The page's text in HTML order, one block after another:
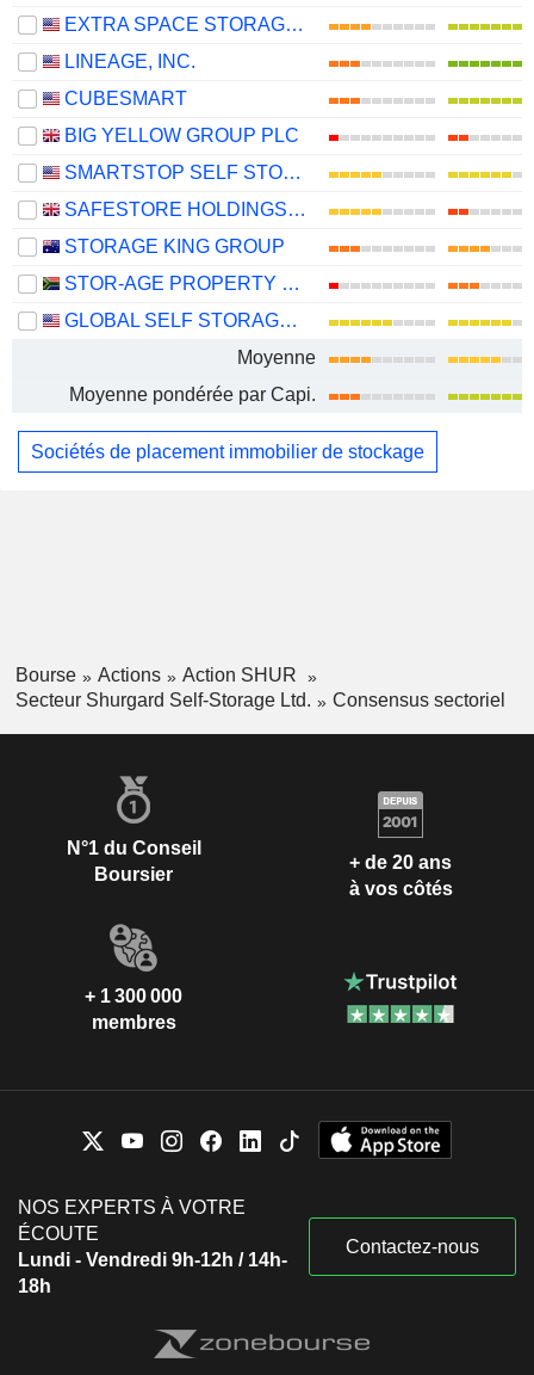
EXTRA SPACE STORAGE INC.
LINEAGE, INC.
CUBESMART
BIG YELLOW GROUP PLC
SMARTSTOP SELF STORAGE REIT, INC.
SAFESTORE HOLDINGS PLC
STORAGE KING GROUP
STOR-AGE PROPERTY REIT LIMITED
GLOBAL SELF STORAGE, INC.
Moyenne
Moyenne pondérée par Capi.
Sociétés de placement immobilier de stockage
Bourse Actions
Action SHUR
Secteur Shurgard Self-Storage Ltd.
Consensus sectoriel
N°1 du Conseil
Boursier
+ de 20 ans
à vos côtés
+ 1 300 000
membres
NOS EXPERTS À VOTRE
ÉCOUTE
Lundi - Vendredi 9h-12h / 14h-
18h
Contactez-nous